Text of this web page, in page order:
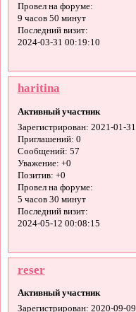
Провел на форуме:
9 часов 50 минут
Последний визит:
2024-03-31 00:19:10
haritina
Активный участник
Зарегистрирован: 2021-01-31
Приглашений: 0
Сообщений: 57
Уважение: +0
Позитив: +0
Провел на форуме:
5 часов 30 минут
Последний визит:
2024-05-12 00:08:15
reser
Активный участник
Зарегистрирован: 2020-09-09